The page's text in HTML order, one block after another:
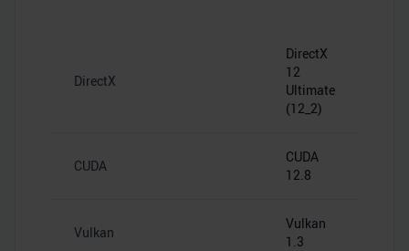
DirectX
DirectX
12
Ultimate
(12_2)
CUDA
CUDA
12.8
Vulkan
Vulkan
1.3